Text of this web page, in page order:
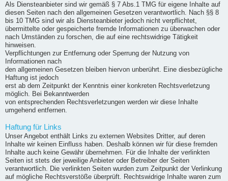
Als Diensteanbieter sind wir gemäß § 7 Abs.1 TMG für eigene Inhalte auf
diesen Seiten nach den allgemeinen Gesetzen verantwortlich. Nach §§ 8
bis 10 TMG sind wir als Diensteanbieter jedoch nicht verpflichtet,
übermittelte oder gespeicherte fremde Informationen zu überwachen oder
nach Umständen zu forschen, die auf eine rechtswidrige Tätigkeit
hinweisen.
Verpflichtungen zur Entfernung oder Sperrung der Nutzung von
Informationen nach
den allgemeinen Gesetzen bleiben hiervon unberührt. Eine diesbezügliche
Haftung ist jedoch
erst ab dem Zeitpunkt der Kenntnis einer konkreten Rechtsverletzung
möglich. Bei Bekanntwerden
von entsprechenden Rechtsverletzungen werden wir diese Inhalte
umgehend entfernen.
Haftung für Links
Unser Angebot enthält Links zu externen Websites Dritter, auf deren
Inhalte wir keinen Einfluss haben. Deshalb können wir für diese fremden
Inhalte auch keine Gewähr übernehmen. Für die Inhalte der verlinkten
Seiten ist stets der jeweilige Anbieter oder Betreiber der Seiten
verantwortlich. Die verlinkten Seiten wurden zum Zeitpunkt der Verlinkung
auf mögliche Rechtsverstöße überprüft. Rechtswidrige Inhalte waren zum